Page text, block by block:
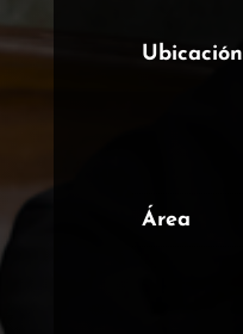
Ubicación
Área